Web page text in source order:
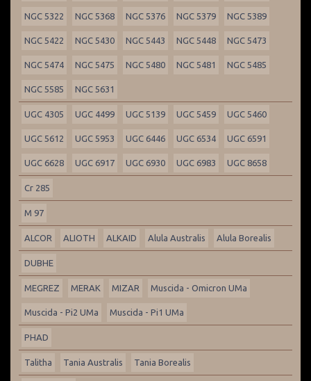
NGC 5322 NGC 5368 NGC 5376 NGC 5379 NGC 5389
NGC 5422 NGC 5430 NGC 5443 NGC 5448 NGC 5473
NGC 5474 NGC 5475 NGC 5480 NGC 5481 NGC 5485
NGC 5585 NGC 5631
UGC 4305 UGC 4499 UGC 5139 UGC 5459 UGC 5460
UGC 5612 UGC 5953 UGC 6446 UGC 6534 UGC 6591
UGC 6628 UGC 6917 UGC 6930 UGC 6983 UGC 8658
Cr 285
M 97
ALCOR ALIOTH ALKAID Alula Australis Alula Borealis
DUBHE
MEGREZ MERAK MIZAR Muscida - Omicron UMa
Muscida - Pi2 UMa Muscida - Pi1 UMa
PHAD
Talitha Tania Australis Tania Borealis